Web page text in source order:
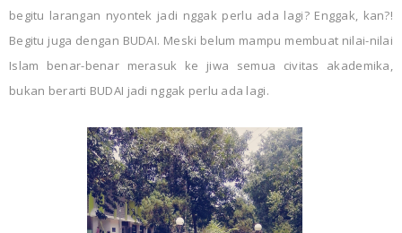
begitu larangan nyontek jadi nggak perlu ada lagi? Enggak, kan?!
Begitu juga dengan BUDAI. Meski belum mampu membuat nilai-nilai
Islam benar-benar merasuk ke jiwa semua civitas akademika,
bukan berarti BUDAI jadi nggak perlu ada lagi.